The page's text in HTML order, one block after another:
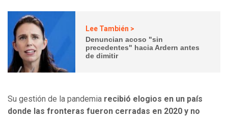
Lee También >
Denuncian acoso "sin
precedentes" hacia Ardern antes
de dimitir
Su gestión de la pandemia recibió elogios en un país
donde las fronteras fueron cerradas en 2020 y no